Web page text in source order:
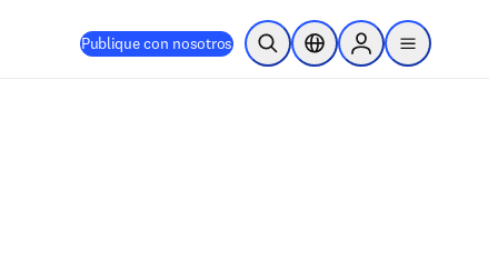
Publique con nosotros Abrir búsquedaSelector de ubicación
Sign in to products
menu